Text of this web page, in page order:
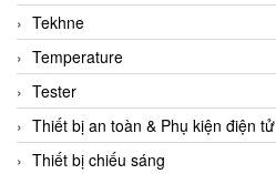
CAPS
CAREL Parts
CCS
CD Automation
CEAG Sicherheitst
Tekhne
Temperature
Tester
Thiết bị an toàn & Phụ kiện điện tử
Thiết bị chiếu sáng